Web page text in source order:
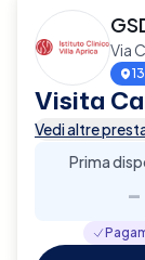
Via
Visita
Vedi altre
Prima
-